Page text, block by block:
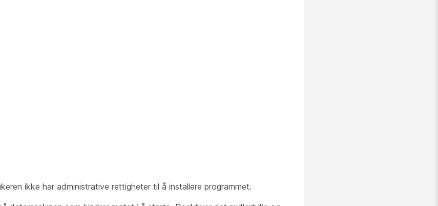
ikke har administrative rettigheter til å installere programmet.